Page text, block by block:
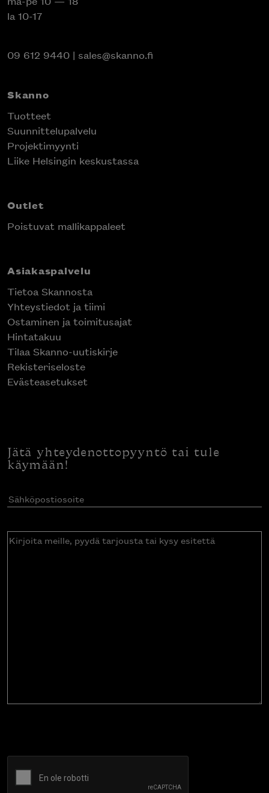
la 10-17
09 612 9440 | sales@skanno.fi
Skanno
Tuotteet
Suunnittelupalvelu
Projektimyynti
Liike Helsingin keskustassa
Outlet
Poistuvat mallikappaleet
Asiakaspalvelu
Tietoa Skannosta
Yhteystiedot ja tiimi
Ostaminen ja toimitusajat
Hintatakuu
Tilaa Skanno-uutiskirje
Rekisteriseloste
Evästeasetukset
Jätä yhteydenottopyyntö tai tule
käymään!
Sähköpostiosoite(Pakollinen)
Kirjoita